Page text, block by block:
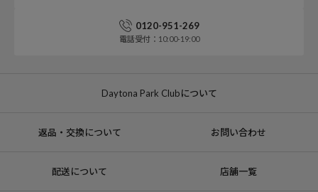
0120-951-269
電話受付：10:00-19:00
Daytona Park Clubについて
返品・交換について お問い合わせ
配送について 店舗一覧